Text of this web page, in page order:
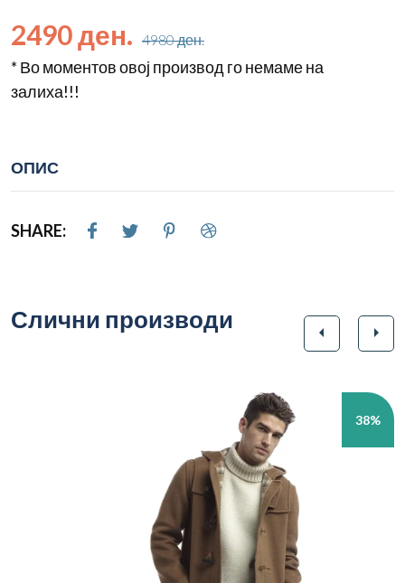
2490 ден. 4980 ден.
* Во моментов овој производ го немаме на
залиха!!!
ОПИС
SHARE:
Слични производи arrow_left arrow_right
38%